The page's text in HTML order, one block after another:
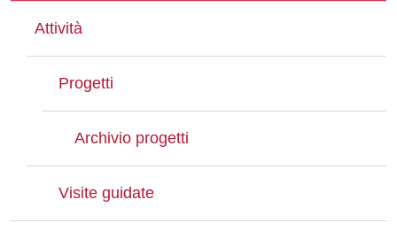
Attività
Progetti
Archivio progetti
Visite guidate